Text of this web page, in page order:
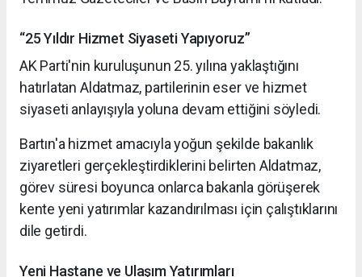
“25 Yıldır Hizmet Siyaseti Yapıyoruz”
AK Parti'nin kuruluşunun 25. yılına yaklaştığını
hatırlatan Aldatmaz, partilerinin eser ve hizmet
siyaseti anlayışıyla yoluna devam ettiğini söyledi.
Bartın'a hizmet amacıyla yoğun şekilde bakanlık
ziyaretleri gerçekleştirdiklerini belirten Aldatmaz,
görev süresi boyunca onlarca bakanla görüşerek
kente yeni yatırımlar kazandırılması için çalıştıklarını
dile getirdi.
Yeni Hastane ve Ulaşım Yatırımları